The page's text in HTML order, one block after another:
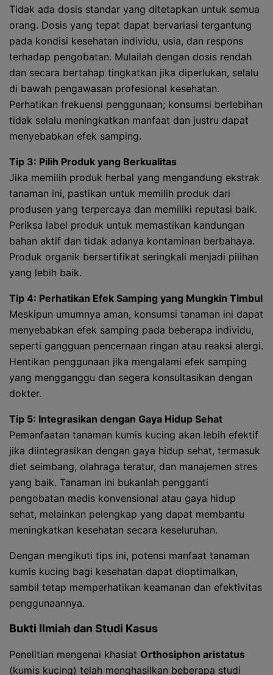
Tidak ada dosis standar yang ditetapkan untuk semua
orang. Dosis yang tepat dapat bervariasi tergantung
pada kondisi kesehatan individu, usia, dan respons
terhadap pengobatan. Mulailah dengan dosis rendah
dan secara bertahap tingkatkan jika diperlukan, selalu
di bawah pengawasan profesional kesehatan.
Perhatikan frekuensi penggunaan; konsumsi berlebihan
tidak selalu meningkatkan manfaat dan justru dapat
menyebabkan efek samping.
Tip 3: Pilih Produk yang Berkualitas
Jika memilih produk herbal yang mengandung ekstrak
tanaman ini, pastikan untuk memilih produk dari
produsen yang terpercaya dan memiliki reputasi baik.
Periksa label produk untuk memastikan kandungan
bahan aktif dan tidak adanya kontaminan berbahaya.
Produk organik bersertifikat seringkali menjadi pilihan
yang lebih baik.
Tip 4: Perhatikan Efek Samping yang Mungkin Timbul
Meskipun umumnya aman, konsumsi tanaman ini dapat
menyebabkan efek samping pada beberapa individu,
seperti gangguan pencernaan ringan atau reaksi alergi.
Hentikan penggunaan jika mengalami efek samping
yang mengganggu dan segera konsultasikan dengan
dokter.
Tip 5: Integrasikan dengan Gaya Hidup Sehat
Pemanfaatan tanaman kumis kucing akan lebih efektif
jika diintegrasikan dengan gaya hidup sehat, termasuk
diet seimbang, olahraga teratur, dan manajemen stres
yang baik. Tanaman ini bukanlah pengganti
pengobatan medis konvensional atau gaya hidup
sehat, melainkan pelengkap yang dapat membantu
meningkatkan kesehatan secara keseluruhan.
Dengan mengikuti tips ini, potensi manfaat tanaman
kumis kucing bagi kesehatan dapat dioptimalkan,
sambil tetap memperhatikan keamanan dan efektivitas
penggunaannya.
Bukti Ilmiah dan Studi Kasus
Penelitian mengenai khasiat Orthosiphon aristatus
(kumis kucing) telah menghasilkan beberapa studi